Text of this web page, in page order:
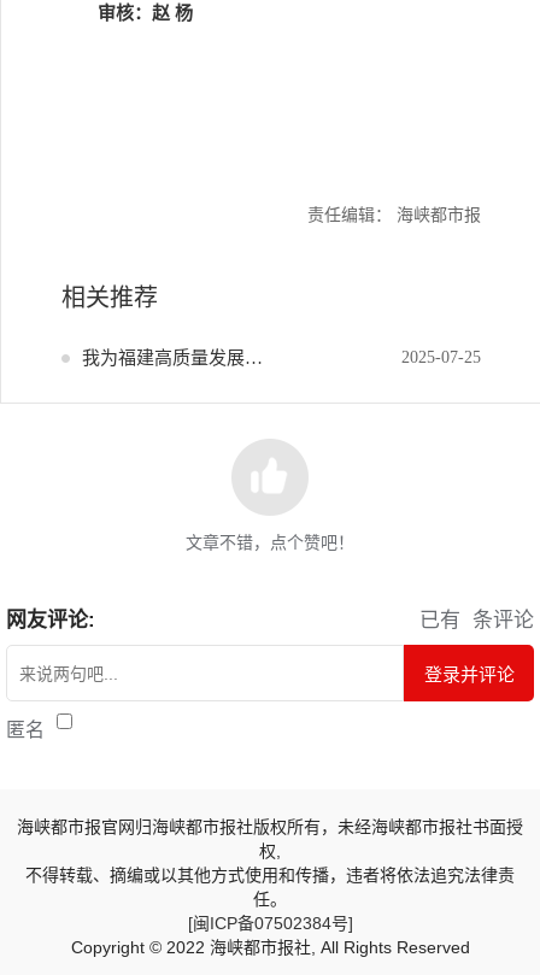
审核：赵 杨
责任编辑： 海峡都市报
相关推荐
我为福建高质量发展献策 2025-07-25
文章不错，点个赞吧！
网友评论: 已有 条评论
登录并评论
匿名
海峡都市报官网归海峡都市报社版权所有，未经海峡都市报社书面授
权,
不得转载、摘编或以其他方式使用和传播，违者将依法追究法律责
任。
[闽ICP备07502384号]
Copyright © 2022 海峡都市报社, All Rights Reserved